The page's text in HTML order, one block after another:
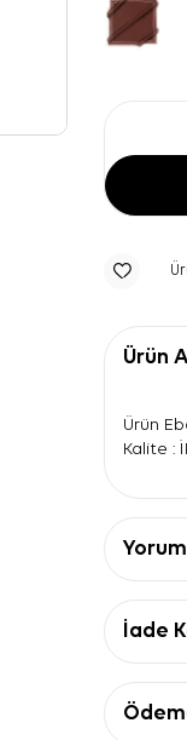
Ürün
Ürün
Kalite :
İade